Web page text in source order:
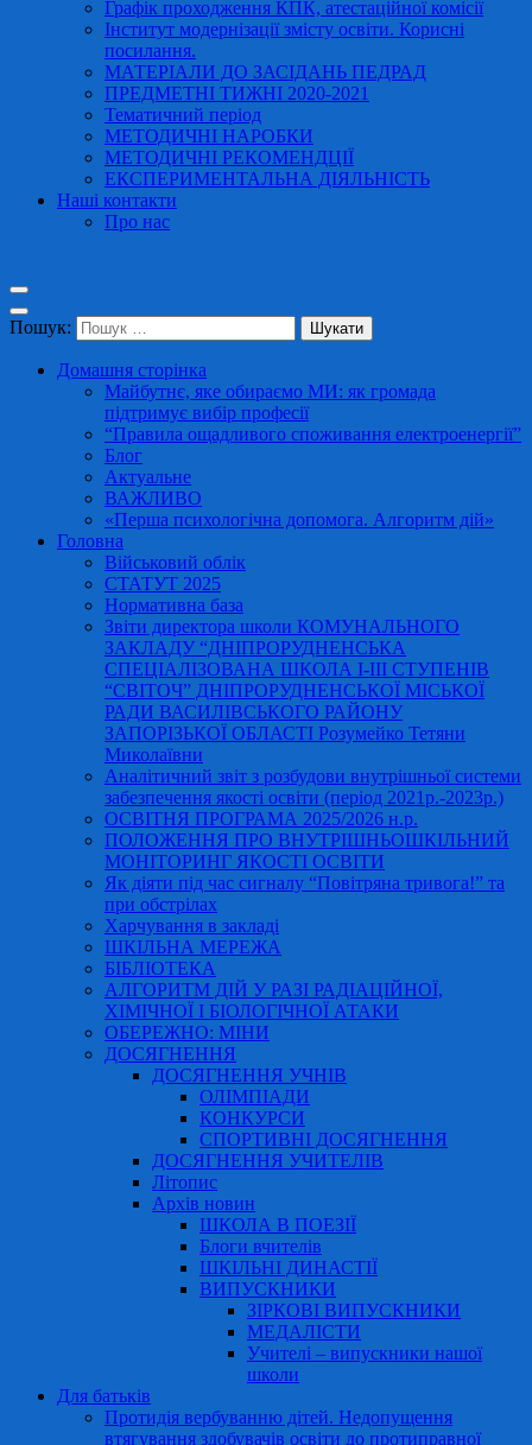
Графік проходження КПК, атестаційної комісії
Інститут модернізації змісту освіти. Корисні
посилання.
МАТЕРІАЛИ ДО ЗАСІДАНЬ ПЕДРАД
ПРЕДМЕТНІ ТИЖНІ 2020-2021
Тематичний період
МЕТОДИЧНІ НАРОБКИ
МЕТОДИЧНІ РЕКОМЕНДЦІЇ
ЕКСПЕРИМЕНТАЛЬНА ДІЯЛЬНІСТЬ
Наші контакти
Про нас
Пошук:
Домашня сторінка
Майбутнє, яке обираємо МИ: як громада
підтримує вибір професії
“Правила ощадливого споживання електроенергії”
Блог
Актуальне
ВАЖЛИВО
«Перша психологічна допомога. Алгоритм дій»
Головна
Військовий облік
СТАТУТ 2025
Нормативна база
Звіти директора школи КОМУНАЛЬНОГО
ЗАКЛАДУ “ДНІПРОРУДНЕНСЬКА
СПЕЦІАЛІЗОВАНА ШКОЛА І-ІІІ СТУПЕНІВ
“СВІТОЧ” ДНІПРОРУДНЕНСЬКОЇ МІСЬКОЇ
РАДИ ВАСИЛІВСЬКОГО РАЙОНУ
ЗАПОРІЗЬКОЇ ОБЛАСТІ Розумейко Тетяни
Миколаївни
Аналітичний звіт з розбудови внутрішньої системи
забезпечення якості освіти (період 2021р.-2023р.)
ОСВІТНЯ ПРОГРАМА 2025/2026 н.р.
ПОЛОЖЕННЯ ПРО ВНУТРІШНЬОШКІЛЬНИЙ
МОНІТОРИНГ ЯКОСТІ ОСВІТИ
Як діяти під час сигналу “Повітряна тривога!” та
при обстрілах
Харчування в закладі
ШКІЛЬНА МЕРЕЖА
БІБЛІОТЕКА
АЛГОРИТМ ДІЙ У РАЗІ РАДІАЦІЙНОЇ,
ХІМІЧНОЇ І БІОЛОГІЧНОЇ АТАКИ
ОБЕРЕЖНО: МІНИ
ДОСЯГНЕННЯ
ДОСЯГНЕННЯ УЧНІВ
ОЛІМПІАДИ
КОНКУРСИ
СПОРТИВНІ ДОСЯГНЕННЯ
ДОСЯГНЕННЯ УЧИТЕЛІВ
Літопис
Архів новин
ШКОЛА В ПОЕЗІЇ
Блоги вчителів
ШКІЛЬНІ ДИНАСТІЇ
ВИПУСКНИКИ
ЗІРКОВІ ВИПУСКНИКИ
МЕДАЛІСТИ
Учителі – випускники нашої
школи
Для батьків
Протидія вербуванню дітей. Недопущення
втягування здобувачів освіти до протиправної